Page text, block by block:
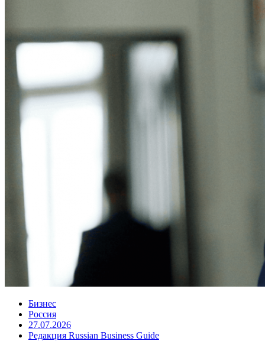
Бизнес
Россия
27.07.2026
Редакция Russian Business Guide